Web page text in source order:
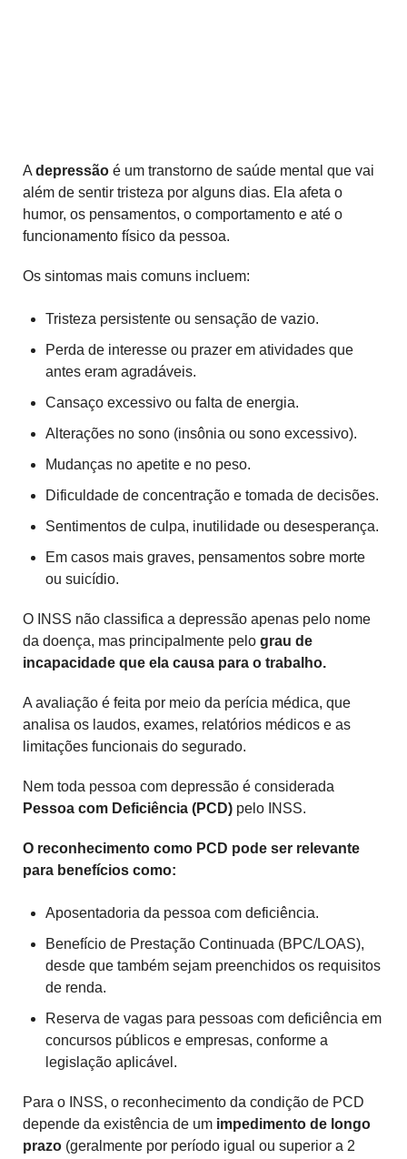
A depressão é um transtorno de saúde mental que vai
além de sentir tristeza por alguns dias. Ela afeta o
humor, os pensamentos, o comportamento e até o
funcionamento físico da pessoa.
Os sintomas mais comuns incluem:
Tristeza persistente ou sensação de vazio.
Perda de interesse ou prazer em atividades que
antes eram agradáveis.
Cansaço excessivo ou falta de energia.
Alterações no sono (insônia ou sono excessivo).
Mudanças no apetite e no peso.
Dificuldade de concentração e tomada de decisões.
Sentimentos de culpa, inutilidade ou desesperança.
Em casos mais graves, pensamentos sobre morte
ou suicídio.
O INSS não classifica a depressão apenas pelo nome
da doença, mas principalmente pelo grau de
incapacidade que ela causa para o trabalho.
A avaliação é feita por meio da perícia médica, que
analisa os laudos, exames, relatórios médicos e as
limitações funcionais do segurado.
Nem toda pessoa com depressão é considerada
Pessoa com Deficiência (PCD) pelo INSS.
O reconhecimento como PCD pode ser relevante
para benefícios como:
Aposentadoria da pessoa com deficiência.
Benefício de Prestação Continuada (BPC/LOAS),
desde que também sejam preenchidos os requisitos
de renda.
Reserva de vagas para pessoas com deficiência em
concursos públicos e empresas, conforme a
legislação aplicável.
Para o INSS, o reconhecimento da condição de PCD
depende da existência de um impedimento de longo
prazo (geralmente por período igual ou superior a 2